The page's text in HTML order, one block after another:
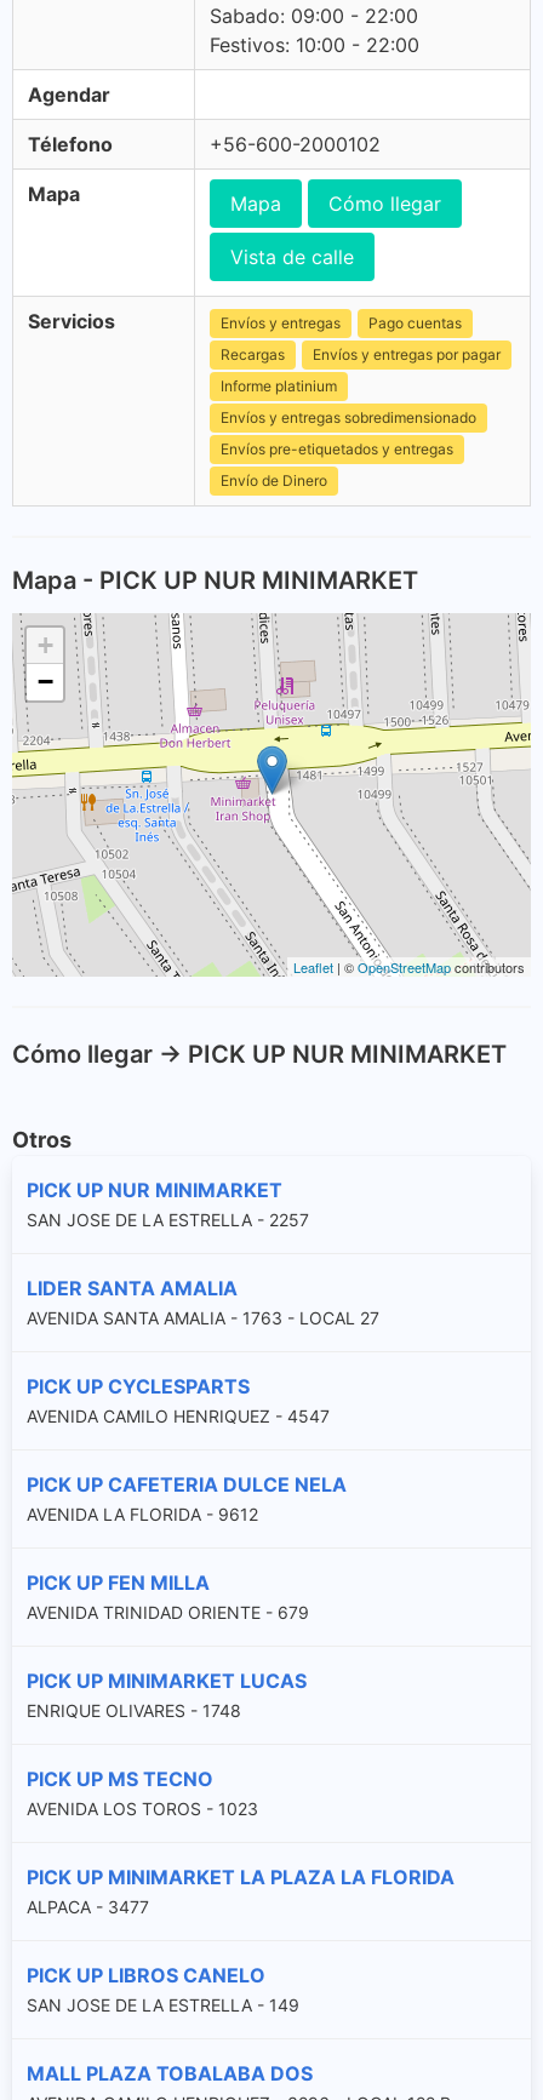
Sabado: 09:00 - 22:00
Festivos: 10:00 - 22:00
Agendar
Télefono +56-600-2000102
Mapa Mapa Cómo llegar
Vista de calle
Servicios Envíos y entregas
Pago cuentas
Recargas
Envíos y entregas por pagar
Informe platinium
Envíos y entregas sobredimensionado
Envíos pre-etiquetados y entregas
Envío de Dinero
Mapa - PICK UP NUR MINIMARKET
+
−
Leaflet | ©OpenStreetMapcontributors
Cómo llegar -> PICK UP NUR MINIMARKET
Otros
PICK UP NUR MINIMARKET
SAN JOSE DE LA ESTRELLA - 2257
LIDER SANTA AMALIA
AVENIDA SANTA AMALIA - 1763 - LOCAL 27
PICK UP CYCLESPARTS
AVENIDA CAMILO HENRIQUEZ - 4547
PICK UP CAFETERIA DULCE NELA
AVENIDA LA FLORIDA - 9612
PICK UP FEN MILLA
AVENIDA TRINIDAD ORIENTE - 679
PICK UP MINIMARKET LUCAS
ENRIQUE OLIVARES - 1748
PICK UP MS TECNO
AVENIDA LOS TOROS - 1023
PICK UP MINIMARKET LA PLAZA LA FLORIDA
ALPACA - 3477
PICK UP LIBROS CANELO
SAN JOSE DE LA ESTRELLA - 149
MALL PLAZA TOBALABA DOS